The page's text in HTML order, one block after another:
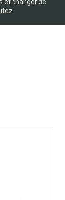
et changer de